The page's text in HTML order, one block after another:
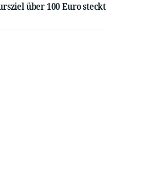
über 100 Euro steckt